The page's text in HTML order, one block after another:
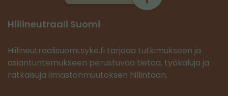
Hiilineutraali Suomi
Hiilineutraalisuomi.syke.fi tarjoaa tutkimukseen ja
asiantuntemukseen perustuvaa tietoa, työkaluja ja
ratkaisuja ilmastonmuutoksen hillintään.